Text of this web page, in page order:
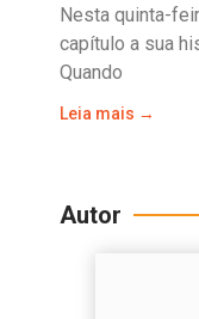
Nesta quinta-
capítulo a sua
Quando
Leia mais →
Autor